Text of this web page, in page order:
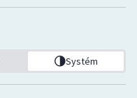
Systém